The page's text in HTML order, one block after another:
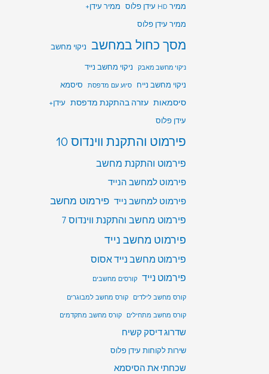
ממיר HD עידן פלוס
ממיר עידן+
ממיר עידן פלוס
מסך כחול במחשב ניקוי מחשב
ניקוי מחשב מאבק
ניקוי מחשב נייד
ניקוי מחשב נייח סיוע עם מדפסת סיסמא
סיסמאות עזרה בהתקנת מדפסת עידן+
עידן פלוס
פירמוט והתקנת ווינדוס 10
פירמוט והתקנת מחשב
פירמוט למחשב הנייד
פירמוט למחשב נייד פירמוט מחשב
פירמוט מחשב והתקנת ווינדוס 7
פירמוט מחשב נייד
פירמוט מחשב נייד אסוס
פירמוט נייד קורסים מחשבים
קורס מחשב לילדים קורס מחשב למבוגרים
קורס מחשב מתחילים קורס מחשב מתקדמים
שדרוג דיסק קשיח
שירות לקוחות עידן פלוס
שכחתי את הסיסמא